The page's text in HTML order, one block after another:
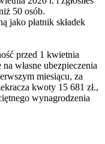
50 osób.
jako płatnik składek
przed 1 kwietnia
na własne ubezpieczenia
miesiącu, za
kwoty 15 681 zł.,
wynagrodzenia